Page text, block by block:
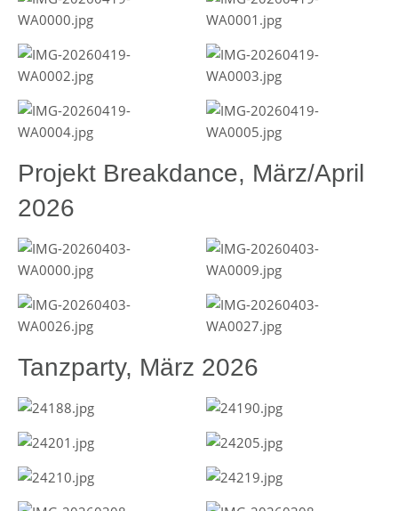
Projekt Breakdance, März/April
2026
Tanzparty, März 2026